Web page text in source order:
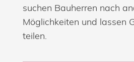
suchen Bauherren nach
Möglichkeiten und lassen
teilen.